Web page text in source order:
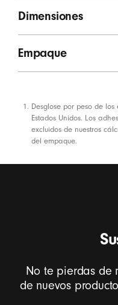
Dimensiones
Empaque
Notas a
Desglose por peso de
Estados Unidos. Los
excluidos de nuestros
del empaque.
No te pierdas de
de nuevos